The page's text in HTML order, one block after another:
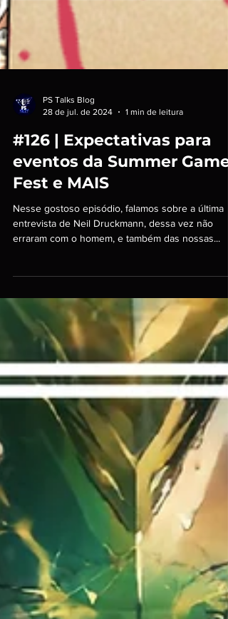
PS Talks Blog
28 de jul. de 2024
1 min de leitura
#126 | Expectativas para
eventos da Summer Game
Fest e MAIS